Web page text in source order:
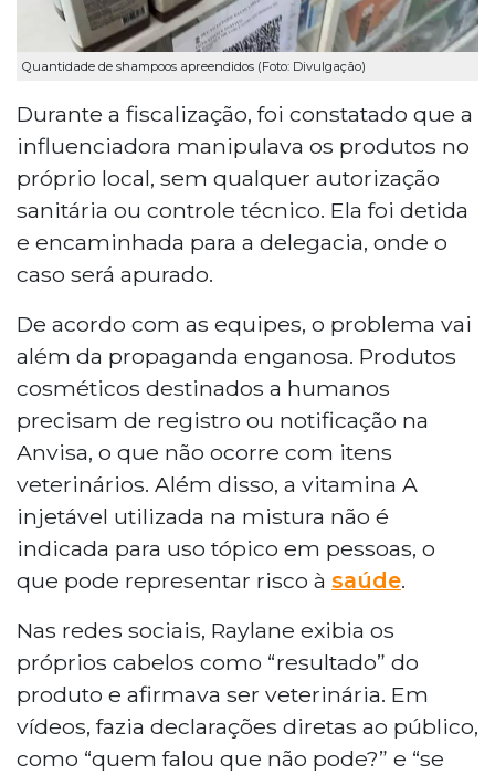
Quantidade de shampoos apreendidos (Foto: Divulgação)
Durante a fiscalização, foi constatado que a
influenciadora manipulava os produtos no
próprio local, sem qualquer autorização
sanitária ou controle técnico. Ela foi detida
e encaminhada para a delegacia, onde o
caso será apurado.
De acordo com as equipes, o problema vai
além da propaganda enganosa. Produtos
cosméticos destinados a humanos
precisam de registro ou notificação na
Anvisa, o que não ocorre com itens
veterinários. Além disso, a vitamina A
injetável utilizada na mistura não é
indicada para uso tópico em pessoas, o
que pode representar risco à saúde.
Nas redes sociais, Raylane exibia os
próprios cabelos como “resultado” do
produto e afirmava ser veterinária. Em
vídeos, fazia declarações diretas ao público,
como “quem falou que não pode?” e “se